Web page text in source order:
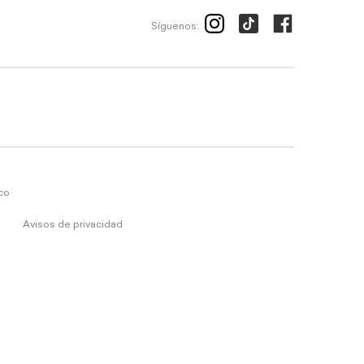
Síguenos:
Avisos de privacidad